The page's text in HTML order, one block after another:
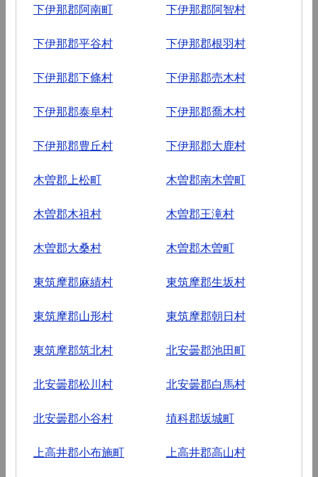
下伊那郡阿南町 下伊那郡阿智村
下伊那郡平谷村 下伊那郡根羽村
下伊那郡下條村 下伊那郡売木村
下伊那郡泰阜村 下伊那郡喬木村
下伊那郡豊丘村 下伊那郡大鹿村
木曽郡上松町 木曽郡南木曽町
木曽郡木祖村 木曽郡王滝村
木曽郡大桑村 木曽郡木曽町
東筑摩郡麻績村 東筑摩郡生坂村
東筑摩郡山形村 東筑摩郡朝日村
東筑摩郡筑北村 北安曇郡池田町
北安曇郡松川村 北安曇郡白馬村
北安曇郡小谷村 埴科郡坂城町
上高井郡小布施町 上高井郡高山村